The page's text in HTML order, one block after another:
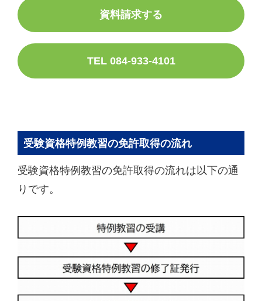
資料請求する
TEL 084-933-4101
受験資格特例教習の免許取得の流れ
受験資格特例教習の免許取得の流れは以下の通
りです。